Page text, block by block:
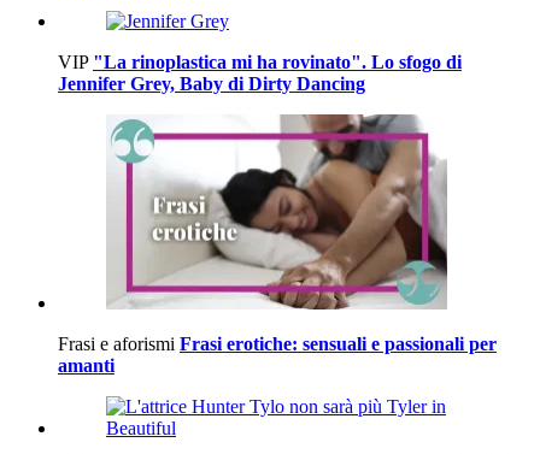
VIP "La rinoplastica mi ha rovinato". Lo sfogo di
Jennifer Grey, Baby di Dirty Dancing
Frasi e aforismi Frasi erotiche: sensuali e passionali per
amanti